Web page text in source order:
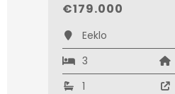
€179.000
Eeklo
3
1